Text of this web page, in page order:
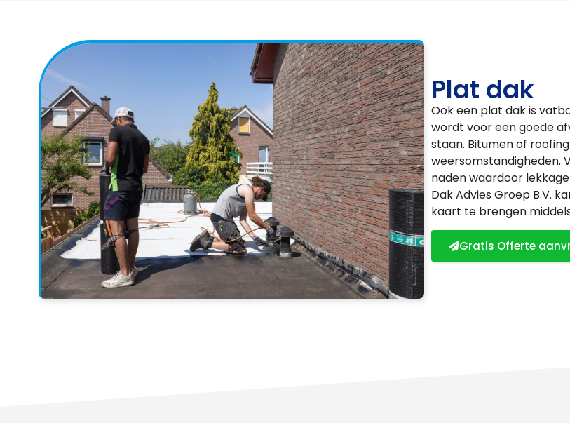
Plat dak
Ook een plat dak is
wordt voor een goede
staan. Bitumen of
weersomstandigheden.
naden waardoor
Dak Advies Groep B.V.
kaart te brengen
Gratis Offerte